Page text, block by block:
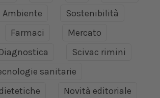
Ambiente
Sostenibilità
Farmaci
Mercato
Scivac rimini
sanitarie
Novità editoriale